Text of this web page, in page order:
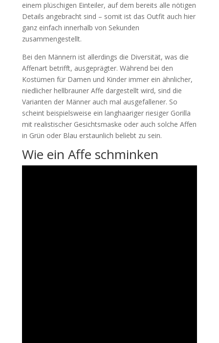
einem plüschigen Einteiler, auf dem bereits alle nötigen
Details angebracht sind – somit ist das Outfit auch hier
ganz einfach innerhalb von Sekunden
zusammengestellt.
Bei den Männern ist allerdings die Diversität, was die
Affenart betrifft, ausgeprägter. Während bei den
Kostümen für Damen und Kinder immer ein ähnlicher,
niedlicher hellbrauner Affe dargestellt wird, sind die
Varianten der Männer auch mal ausgefallener. So
scheint beispielsweise ein langhaariger riesiger Gorilla
mit realistischer Gesichtsmaske oder auch solche Affen
in Grün oder Blau erstaunlich beliebt zu sein.
Wie ein Affe schminken